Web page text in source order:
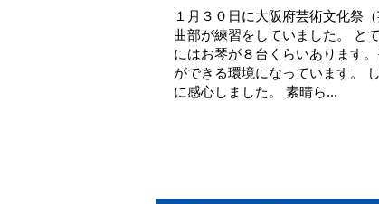
１月３０日に大阪府芸術文化祭
曲部が練習をしていました。 と
にはお琴が８台くらいあります
ができる環境になっています。
に感心しました。 素晴ら...